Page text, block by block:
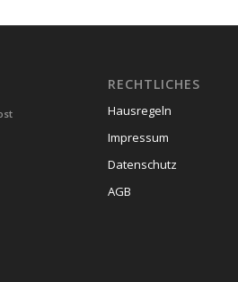
RECHTLICHES
Hausregeln
Impressum
Datenschutz
AGB